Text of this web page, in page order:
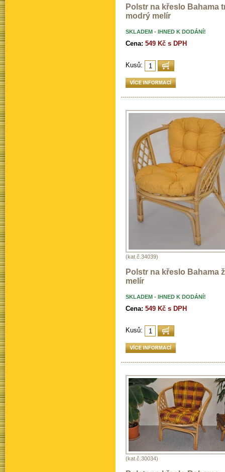
Polstr na křeslo Bahama
modrý melír
SKLADEM - IHNED K DODÁNÍ!
Cena: 549 Kč s DPH
Kusů:
(kat.č.34039)
Polstr na křeslo Bahama
melír
SKLADEM - IHNED K DODÁNÍ!
Cena: 549 Kč s DPH
Kusů:
(kat.č.30034)